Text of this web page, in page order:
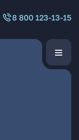
8 800 123-13-15